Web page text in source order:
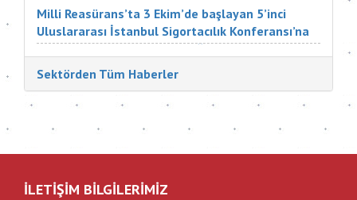
Milli Reasürans’ta 3 Ekim’de başlayan 5’inci
Uluslararası İstanbul Sigortacılık Konferansı’na
Türkiye ve dünyadan çok değerli katılımcılar
katıldı. Sigorta Tatbikatçıları Derneği'nin
düzenlediği konferansın aç...
Sektörden Tüm Haberler
İLETİŞİM BİLGİLERİMİZ